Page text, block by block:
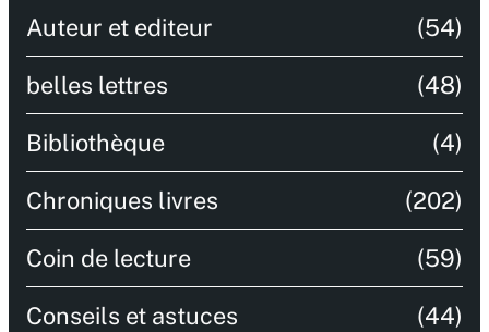
Auteur et editeur (54)
belles lettres (48)
Bibliothèque (4)
Chroniques livres (202)
Coin de lecture (59)
Conseils et astuces (44)